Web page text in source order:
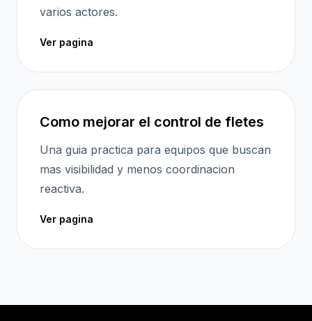
varios actores.
Ver pagina
Como mejorar el control de fletes
Una guia practica para equipos que buscan
mas visibilidad y menos coordinacion
reactiva.
Ver pagina